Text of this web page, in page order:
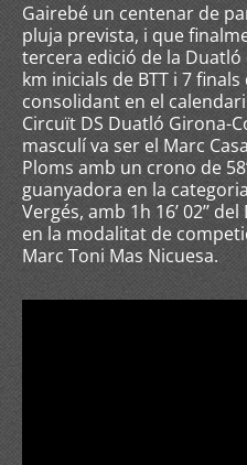
Gairebé un centenar de
pluja prevista, i que
tercera edició de la Duatló
km inicials de BTT i 7 finals
consolidant en el
Circuït DS Duatló Girona-
masculí va ser el Marc
Ploms amb un crono de
guanyadora en la
Vergés, amb 1h 16’ 02’’
en la modalitat de
Marc Toni Mas Nicuesa.